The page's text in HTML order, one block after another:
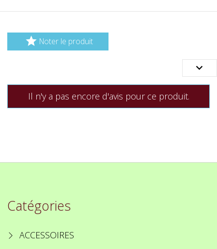
 Noter le produit

Il n'y a pas encore d'avis pour ce produit.
Catégories
ACCESSOIRES